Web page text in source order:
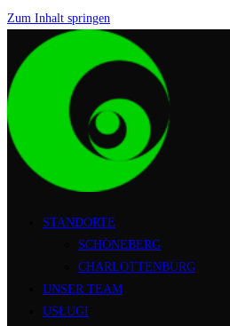
Zum Inhalt springen
STANDORTE
SCHÖNEBERG
CHARLOTTENBURG
UNSER TEAM
USŁUGI